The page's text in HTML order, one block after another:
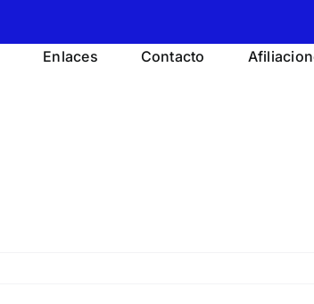
Enlaces Contacto